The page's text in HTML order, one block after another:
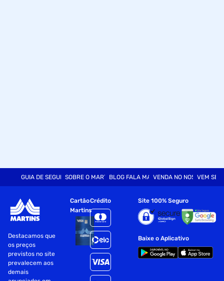
GUIA DE SEGURANÇASOBRE O MARTINSBLOG FALA MARTVENDA NO NOSSO SITE
VEM SER
Destacamos que
os preços
previstos no site
prevalecem aos
demais
Cartão
Martins
Crédito Site 100% Seguro
Baixe o Aplicativo